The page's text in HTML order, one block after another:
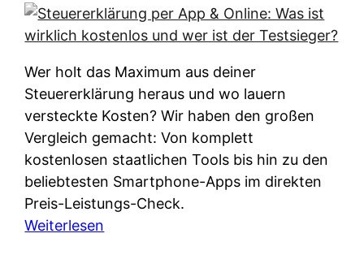
u
s
u
n
f
t
e
i
e
s
y
t
e
m
M
I
R
:
W
Wer holt das Maximum aus deiner
Steuererklärung heraus und wo lauern
versteckte Kosten? Wir haben den großen
Vergleich gemacht: Von komplett
kostenlosen staatlichen Tools bis hin zu den
beliebtesten Smartphone-Apps im direkten
Preis-Leistungs-Check.
Weiterlesen